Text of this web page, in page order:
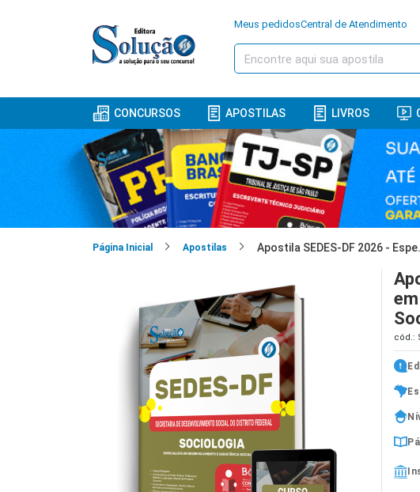
Meus pedidosCentral de Atendimento
CONCURSOS APOSTILAS LIVROS
Página Inicial Apostilas Apostila SEDES-
cód.: